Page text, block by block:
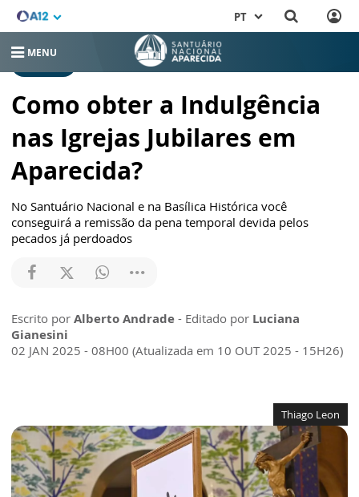
PT
MENU
Como obter a Indulgência
nas Igrejas Jubilares em
Aparecida?
No Santuário Nacional e na Basílica Histórica você
conseguirá a remissão da pena temporal devida pelos
pecados já perdoados
Escrito por Alberto Andrade - Editado por Luciana
Gianesini
02 JAN 2025 - 08H00 (Atualizada em 10 OUT 2025 - 15H26)
Thiago Leon